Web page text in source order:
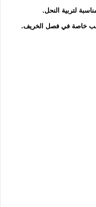
لتربية النحل.
خاصة في فصل الخريف.